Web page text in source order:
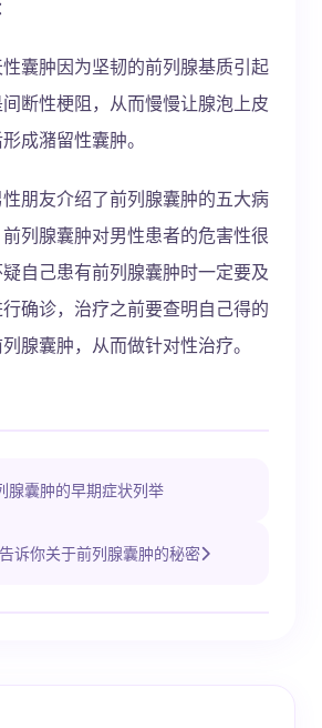
囊肿因为坚韧的前列腺基质引起
断性梗阻，从而慢慢让腺泡上皮
成潴留性囊肿。
朋友介绍了前列腺囊肿的五大病
列腺囊肿对男性患者的危害性很
自己患有前列腺囊肿时一定要及
确诊，治疗之前要查明自己得的
腺囊肿，从而做针对性治疗。
腺囊肿的早期症状列举
诉你关于前列腺囊肿的秘密